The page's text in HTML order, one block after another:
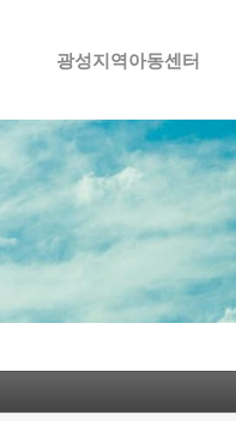
광성지역아동센터